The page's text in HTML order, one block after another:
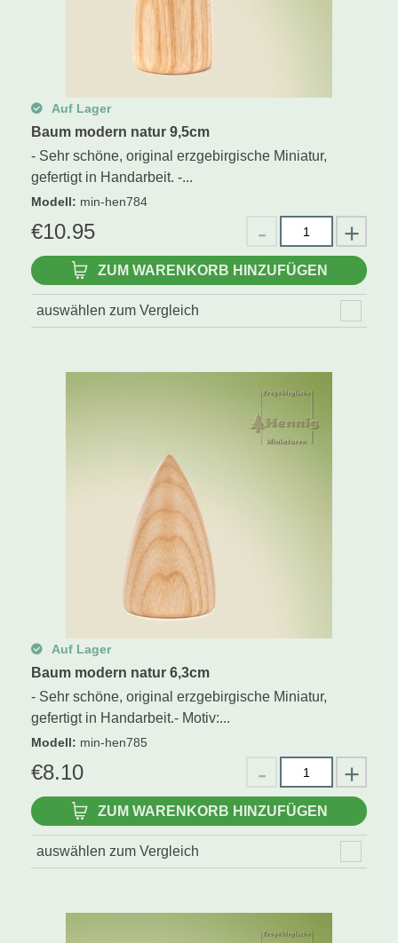
Auf Lager
Baum modern natur 9,5cm
- Sehr schöne, original erzgebirgische Miniatur,
gefertigt in Handarbeit. -...
Modell: min-hen784
€10.95
ZUM WARENKORB HINZUFÜGEN
auswählen zum Vergleich
Auf Lager
Baum modern natur 6,3cm
- Sehr schöne, original erzgebirgische Miniatur,
gefertigt in Handarbeit.- Motiv:...
Modell: min-hen785
€8.10
ZUM WARENKORB HINZUFÜGEN
auswählen zum Vergleich